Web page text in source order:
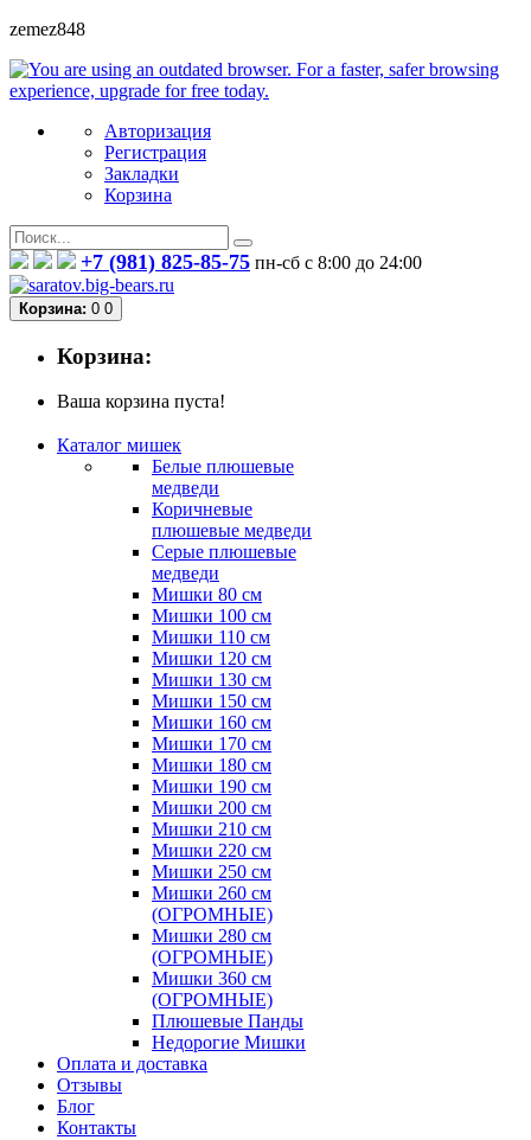
zemez848
Авторизация
Регистрация
Закладки
Корзина
+7 (981) 825-85-75 пн-сб с 8:00 до 24:00
Корзина: 0 0
Корзина:
Ваша корзина пуста!
Каталог мишек
Белые плюшевые
медведи
Коричневые
плюшевые медведи
Серые плюшевые
медведи
Мишки 80 см
Мишки 100 см
Мишки 110 см
Мишки 120 см
Мишки 130 см
Мишки 150 см
Мишки 160 см
Мишки 170 см
Мишки 180 см
Мишки 190 см
Мишки 200 см
Мишки 210 см
Мишки 220 см
Мишки 250 см
Мишки 260 см
(ОГРОМНЫЕ)
Мишки 280 см
(ОГРОМНЫЕ)
Мишки 360 см
(ОГРОМНЫЕ)
Плюшевые Панды
Недорогие Мишки
Оплата и доставка
Отзывы
Блог
Контакты